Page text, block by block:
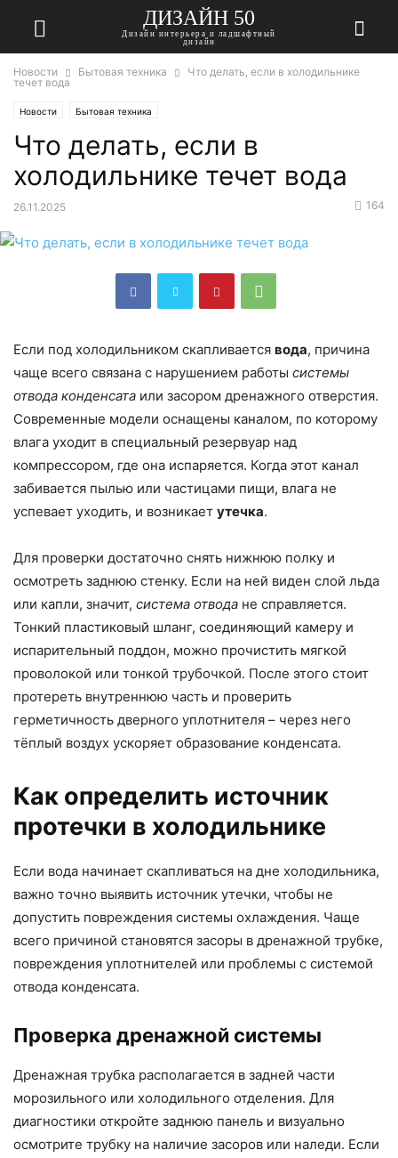
ДИЗАЙН 50
Дизайн интерьера и ладшафтный
дизайн
Новости Бытовая техника
Что делать, если в холодильнике
течет вода
Новости Бытовая техника
Что делать, если в
холодильнике течет вода
26.11.2025 164
Если под холодильником скапливается вода, причина
чаще всего связана с нарушением работы системы
отвода конденсата или засором дренажного отверстия.
Современные модели оснащены каналом, по которому
влага уходит в специальный резервуар над
компрессором, где она испаряется. Когда этот канал
забивается пылью или частицами пищи, влага не
успевает уходить, и возникает утечка.
Для проверки достаточно снять нижнюю полку и
осмотреть заднюю стенку. Если на ней виден слой льда
или капли, значит, система отвода не справляется.
Тонкий пластиковый шланг, соединяющий камеру и
испарительный поддон, можно прочистить мягкой
проволокой или тонкой трубочкой. После этого стоит
протереть внутреннюю часть и проверить
герметичность дверного уплотнителя – через него
тёплый воздух ускоряет образование конденсата.
Как определить источник
протечки в холодильнике
Если вода начинает скапливаться на дне холодильника,
важно точно выявить источник утечки, чтобы не
допустить повреждения системы охлаждения. Чаще
всего причиной становятся засоры в дренажной трубке,
повреждения уплотнителей или проблемы с системой
отвода конденсата.
Проверка дренажной системы
Дренажная трубка располагается в задней части
морозильного или холодильного отделения. Для
диагностики откройте заднюю панель и визуально
осмотрите трубку на наличие засоров или наледи. Если